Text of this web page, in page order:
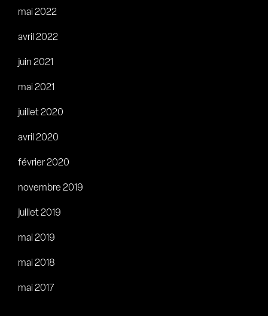
mai 2022
avril 2022
juin 2021
mai 2021
juillet 2020
avril 2020
février 2020
novembre 2019
juillet 2019
mai 2019
mai 2018
mai 2017